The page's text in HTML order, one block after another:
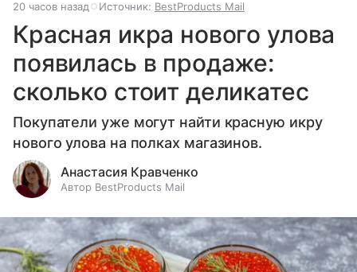
20 часов назад Источник: BestProducts Mail
Красная икра нового улова
появилась в продаже:
сколько стоит деликатес
Покупатели уже могут найти красную икру
нового улова на полках магазинов.
Анастасия Кравченко
Автор BestProducts Mail